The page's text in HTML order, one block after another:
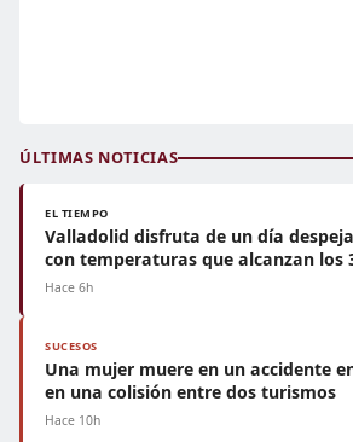
ÚLTIMAS NOTICIAS
EL TIEMPO
Valladolid disfruta de un día
con temperaturas que alcanzan los
Hace 6h
SUCESOS
Una mujer muere en un accidente
en una colisión entre dos turismos
Hace 10h